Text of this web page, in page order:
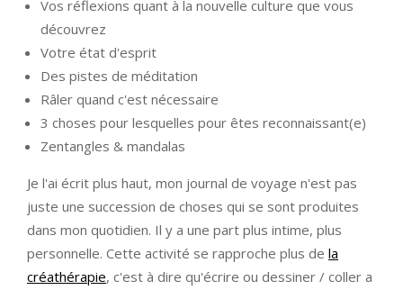
Vos réflexions quant à la nouvelle culture que vous
découvrez
Votre état d'esprit
Des pistes de méditation
Râler quand c'est nécessaire
3 choses pour lesquelles pour êtes reconnaissant(e)
Zentangles & mandalas
Je l'ai écrit plus haut, mon journal de voyage n'est pas
juste une succession de choses qui se sont produites
dans mon quotidien. Il y a une part plus intime, plus
personnelle. Cette activité se rapproche plus de la
créathérapie, c'est à dire qu'écrire ou dessiner / coller a